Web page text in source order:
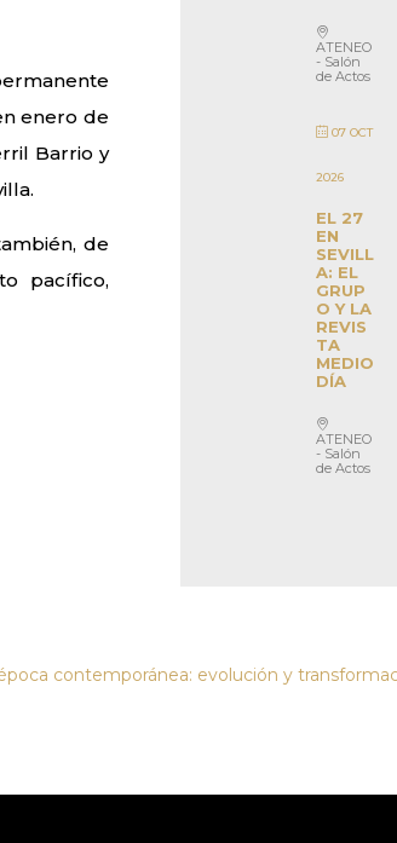
enero de
Barrio y
de
pacífico,
ATENEO
- Salón
de Actos
07 OCT
2026
EL 27
EN
SEVILL
A: EL
GRUP
O Y LA
REVIS
TA
MEDIO
DÍA
ATENEO
- Salón
de Actos
contemporánea: evolución y